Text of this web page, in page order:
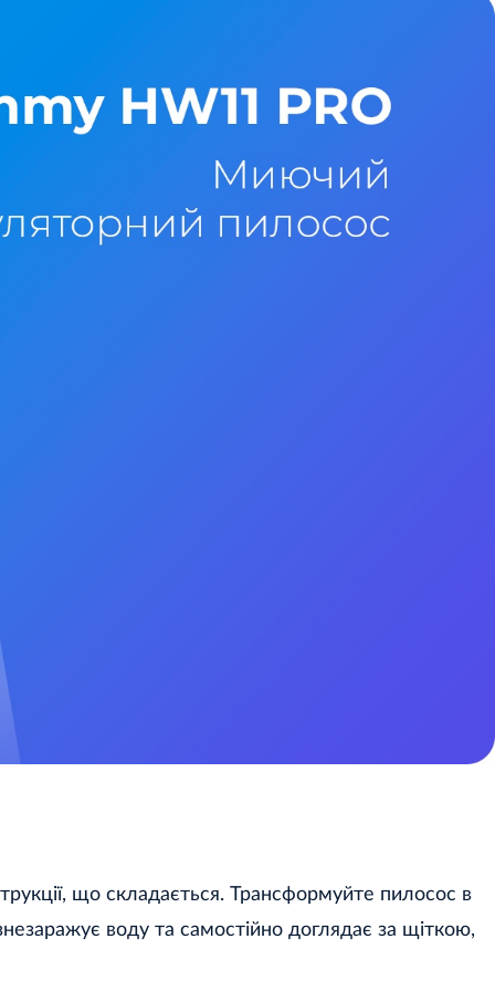
що складається. Трансформуйте пилосос в
воду та самостійно доглядає за щіткою,